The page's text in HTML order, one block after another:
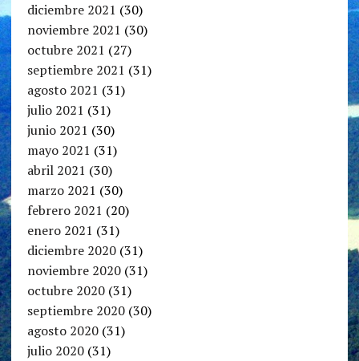
diciembre 2021 (30)
noviembre 2021 (30)
octubre 2021 (27)
septiembre 2021 (31)
agosto 2021 (31)
julio 2021 (31)
junio 2021 (30)
mayo 2021 (31)
abril 2021 (30)
marzo 2021 (30)
febrero 2021 (20)
enero 2021 (31)
diciembre 2020(31)
noviembre 2020(31)
octubre 2020(31)
septiembre 2020(30)
agosto 2020(31)
julio 2020(31)